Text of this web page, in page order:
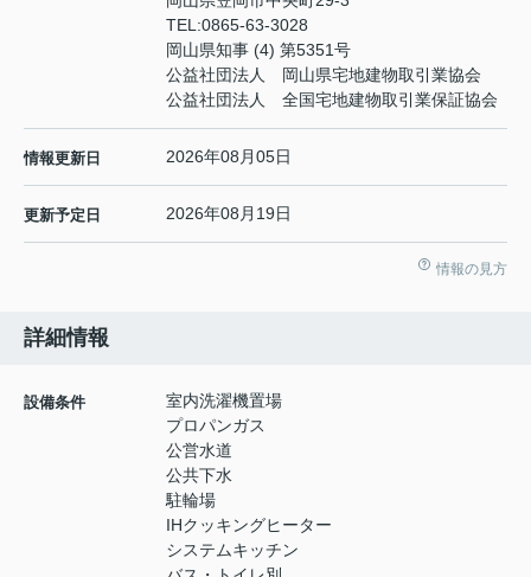
TEL:0865-63-3028
岡山県知事 (4) 第5351号
公益社団法人 岡山県宅地建物取引業協会
公益社団法人 全国宅地建物取引業保証協会
情報更新日 2026年08月05日
更新予定日 2026年08月19日
情報の見方
詳細情報
設備条件
室内洗濯機置場
プロパンガス
公営水道
公共下水
駐輪場
IHクッキングヒーター
システムキッチン